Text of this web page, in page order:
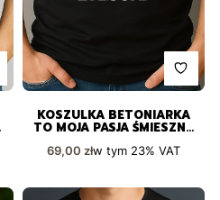
KOSZULKA BETONIARKA
TO MOJA PASJA ŚMIESZNY
Cena brutto
69,00 złw tym 23% VAT